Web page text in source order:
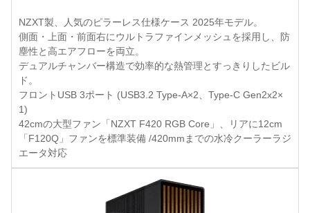
NZXT製、人気のピラーレス仕様ケース 2025年モデル。
側面・上面・前面右にウルトラファインメッシュを採用し、防
塵性と高エアフローを両立。
デュアルチャンバー構造で効率的な熱管理とすっきりしたビル
ド。
フロントUSB 3ポート (USB3.2 Type-A×2、Type-C Gen2x2×
1)
42cmの大型ファン「NZXT F420 RGB Core」、リアに12cm
「F120Q」ファンを標準装備 /420mmまでの水冷クーラーラジ
エータ対応